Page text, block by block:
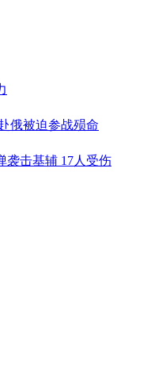
俄被迫参战殒命
袭击基辅 17人受伤